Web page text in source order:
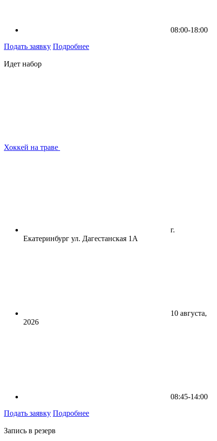
08:00-18:00
Подать заявку Подробнее
Идет набор
Хоккей на траве
г.
Екатеринбург ул. Дагестанская 1А
10 августа,
2026
08:45-14:00
Подать заявку Подробнее
Запись в резерв